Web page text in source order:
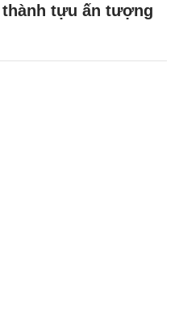
thành tựu ấn tượng